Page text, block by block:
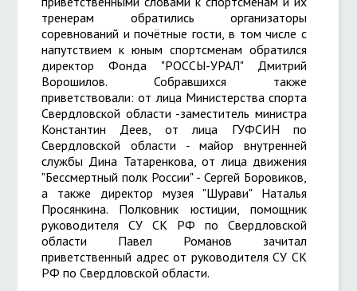
тренерам обратились организаторы
соревнований и почётные гости, в том числе с
напутствием к юным спортсменам обратился
директор Фонда "РОССЫ-УРАЛ" Дмитрий
Ворошилов. Собравшихся также
приветствовали: от лица Министерства спорта
Свердловской области -заместитель министра
Константин Деев, от лица ГУФСИН по
Свердловской области - майор внутренней
службы Дина Татаренкова, от лица движения
"Бессмертный полк России" - Сергей Боровиков,
а также директор музея "Шурави" Наталья
Просянкина. Полковник юстиции, помощник
руководителя СУ СК РФ по Свердловской
области Павел Романов зачитал
приветственный адрес от руководителя СУ СК
РФ по Свердловской области.